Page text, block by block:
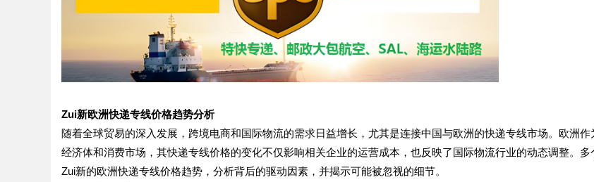
Zui新欧洲快递专线价格趋势分析
随着全球贸易的深入发展，跨境电商和国际物流的需求日益增长，尤其是连接中国与欧洲的快递专线市场。欧洲作
经济体和消费市场，其快递专线价格的变化不仅影响相关企业的运营成本，也反映了国际物流行业的动态调整。多
Zui新的欧洲快递专线价格趋势，分析背后的驱动因素，并揭示可能被忽视的细节。